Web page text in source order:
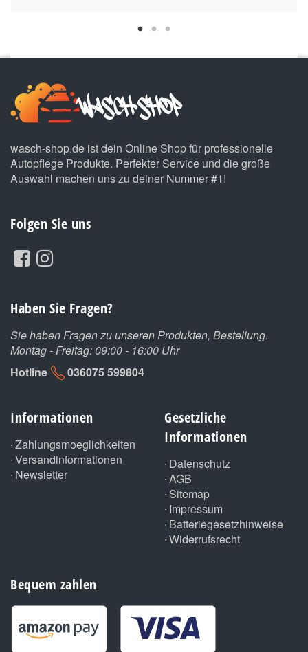
wasch-shop.de ist dein Online Shop für professionelle
Autopflege Produkte. Perfekter Service und die große
Auswahl machen uns zu deiner Nummer #1!
Folgen Sie uns
Haben Sie Fragen?
Sie haben Fragen zu unseren Produkten, Bestellung.
Montag - Freitag: 09:00 - 16:00 Uhr
Hotline
036075 599804
Informationen
Zahlungsmoeglichkeiten
Versandinformationen
Newsletter
Gesetzliche
Informationen
Datenschutz
AGB
Sitemap
Impressum
Batteriegesetzhinweise
Widerrufsrecht
Bequem zahlen